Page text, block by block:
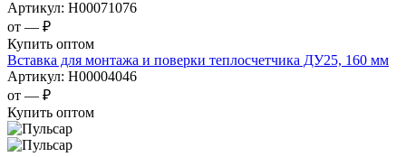
Артикул: Н00071076
от — ₽
Купить оптом
Вставка для монтажа и поверки теплосчетчика ДУ25, 160 мм
Артикул: Н00004046
от — ₽
Купить оптом